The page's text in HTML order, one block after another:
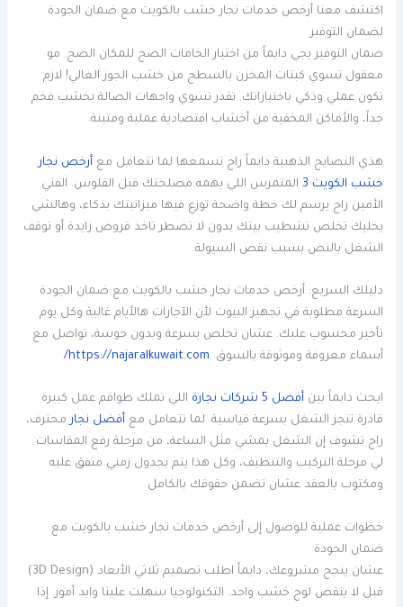
اكتشف معنا أرخص خدمات نجار خشب بالكويت مع ضمان الجودة
لضمان التوفير
ضمان التوفير يجي دايماً من اختيار الخامات الصح للمكان الصح. مو
معقول تسوي كبتات المخزن بالسطح من خشب الجوز الغالي! لازم
تكون عملي وذكي باختياراتك. تقدر تسوي واجهات الصالة بخشب فخم
جداً، والأماكن المخفية من أخشاب اقتصادية عملية ومتينة.
هذي النصايح الذهبية دايماً راح تسمعها لما تتعامل مع أرخص نجار
خشب الكويت 3
المتمرس اللي يهمه مصلحتك قبل الفلوس. الفني
الأمين راح يرسم لك خطة واضحة توزع فيها ميزانيتك بذكاء، وهالشي
يخليك تخلص تشطيب بيتك بدون لا تضطر تاخذ قروض زايدة أو توقف
الشغل بالنص بسبب نقص السيولة.
دليلك السريع: أرخص خدمات نجار خشب بالكويت مع ضمان الجودة
السرعة مطلوبة في تجهيز البيوت لأن الآجارات هالأيام غالية وكل يوم
تأخير محسوب عليك. عشان تخلص بسرعة وبدون حوسة، تواصل مع
أسماء معروفة وموثوقة بالسوق. https://najaralkuwait.com/
ابحث دايماً بين أفضل 5 شركات نجارة
اللي تملك طواقم عمل كبيرة
قادرة تنجز الشغل بسرعة قياسية. لما تتعامل مع أفضل نجارمحترف،
راح تشوف إن الشغل يمشي مثل الساعة، من مرحلة رفع المقاسات
لي مرحلة التركيب والتنظيف، وكل هذا يتم بجدول زمني متفق عليه
ومكتوب بالعقد عشان تضمن حقوقك بالكامل.
خطوات عملية للوصول إلى أرخص خدمات نجار خشب بالكويت مع
ضمان الجودة
عشان ينجح مشروعك، دايماً اطلب تصميم ثلاثي الأبعاد (3D Design)
قبل لا ينقص لوح خشب واحد. التكنولوجيا سهلت علينا وايد أمور. إذا